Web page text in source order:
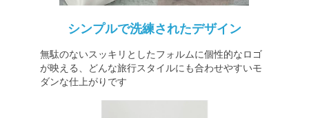
シンプルで洗練されたデザイン
無駄のないスッキリとしたフォルムに個性的なロゴ
が映える、どんな旅行スタイルにも合わせやすいモ
ダンな仕上がりです